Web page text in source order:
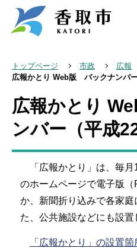
トップページ 市政 広報
広報かとり Web版 バックナンバー
本
こ
こ
ら
広報かとり
ンバー（平成
「広報かとり」は、毎月
のホームページで電子版
か、新聞折り込みで各家庭
た、公共施設などにも設置
「広報かとり」の設置箇